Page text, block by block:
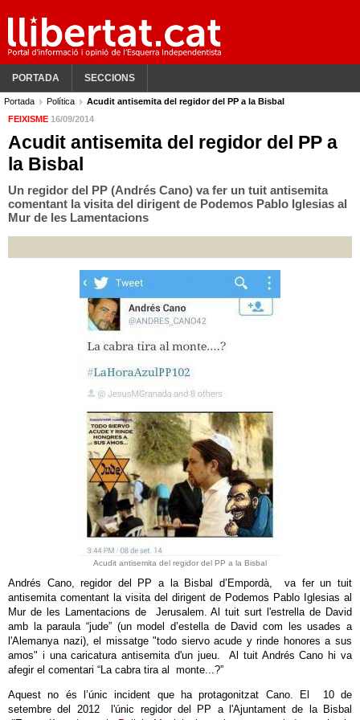
PORTADA SECCIONS
Portada Política
Acudit antisemita del regidor del PP a la Bisbal
FEIXISME 16/09/2014
Acudit antisemita del regidor del PP a
la Bisbal
Un regidor del PP (Andrés Cano) va fer un tuit antisemita
comentant la visita del dirigent de Podemos Pablo Iglesias al
Mur de les Lamentacions
Acudit antisemita del regidor del PP a la Bisbal
Andrés Cano, regidor del PP a la Bisbal d’Empordà, va fer un tuit
antisemita comentant la visita del dirigent de Podemos Pablo Iglesias al
Mur de les Lamentacions de Jerusalem. Al tuit surt l'estrella de David
amb la paraula “jude” (un model d’estella de David com les usades a
l'Alemanya nazi), el missatge "todo siervo acude y rinde honores a sus
amos" i una caricatura antisemita d'un jueu. Al tuit Andrés Cano hi va
afegir el comentari “La cabra tira al monte...?”
Aquest no és l’únic incident que ha protagonitzat Cano. El 10 de
setembre del 2012 l'únic regidor del PP a l'Ajuntament de la Bisbal